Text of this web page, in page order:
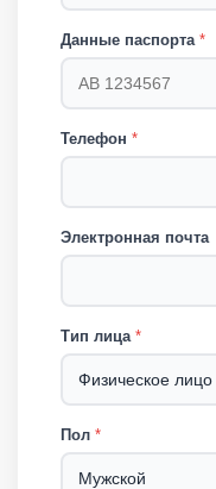
Данные паспорта *
Телефон *
Электронная почта
Тип лица *
Пол *